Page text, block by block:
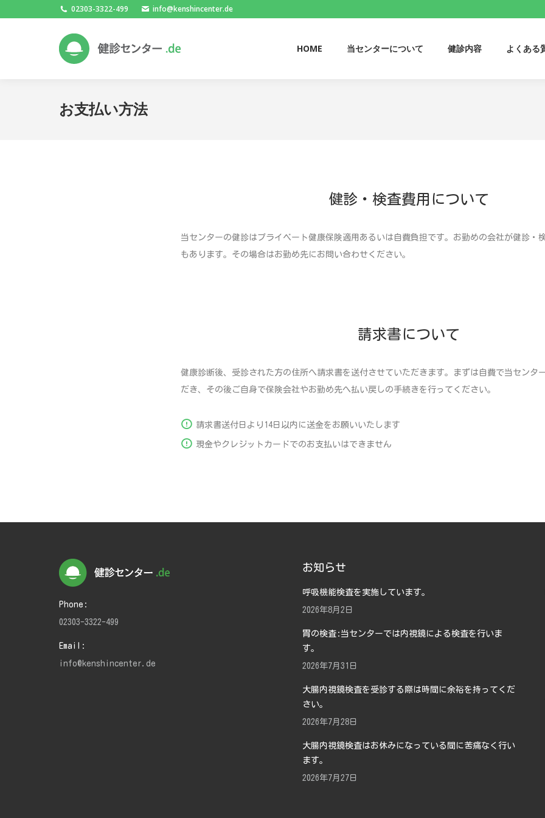
02303-3322-499 info@kenshincenter.de
HOME 当センターについて 健診内容 よくある
お支払い方法
健診・検査費用について
当センターの健診はプライベート健康保険適用あるいは自費負担です。お勤めの会社が健診・
もあります。その場合はお勤め先にお問い合わせください。
請求書について
健康診断後、受診された方の住所へ請求書を送付させていただきます。まずは自費で当センタ
だき、その後ご自身で保険会社やお勤め先へ払い戻しの手続きを行ってください。
請求書送付日より14日以内に送金をお願いいたします
現金やクレジットカードでのお支払いはできません
Phone:
02303-3322-499
Email:
info@kenshincenter.de
お知らせ
呼吸機能検査を実施しています。
2026年8月2日
胃の検査:当センターでは内視鏡による検査を行いま
す。
2026年7月31日
大腸内視鏡検査を受診する際は時間に余裕を持ってくだ
さい。
2026年7月28日
大腸内視鏡検査はお休みになっている間に苦痛なく行い
ます。
2026年7月27日
HOME 当センターについて 健診内容 よくある